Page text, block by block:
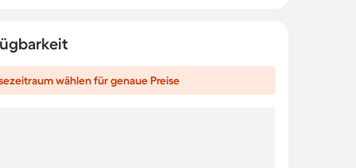
wählen für genaue Preise